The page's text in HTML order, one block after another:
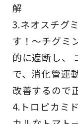
解
3.ネオスチグ
す！〜チグミ
的に遮断し、
で、消化管運
改善するので
4.トロピカミ